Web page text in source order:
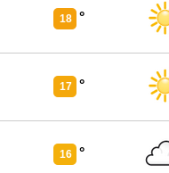
18 °
17 °
16 °